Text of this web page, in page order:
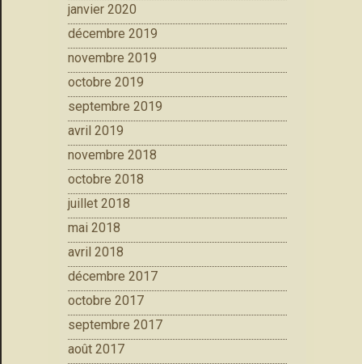
janvier 2020
décembre 2019
novembre 2019
octobre 2019
septembre 2019
avril 2019
novembre 2018
octobre 2018
juillet 2018
mai 2018
avril 2018
décembre 2017
octobre 2017
septembre 2017
août 2017